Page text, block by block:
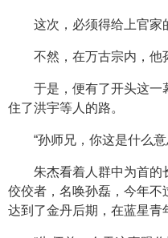
这次，必须得给上官家
不然，在万古宗内，他
于是，便有了开头这一
住了洪宇等人的路。
“孙师兄，你这是什么意
朱杰看着人群中为首的
佼佼者，名唤孙磊，今年
达到了金丹后期，在蓝星青